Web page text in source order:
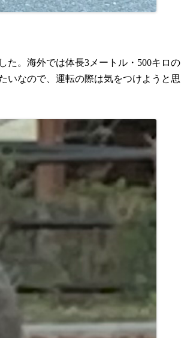
た。海外では体長3メートル・500キロの
いなので、運転の際は気をつけようと思